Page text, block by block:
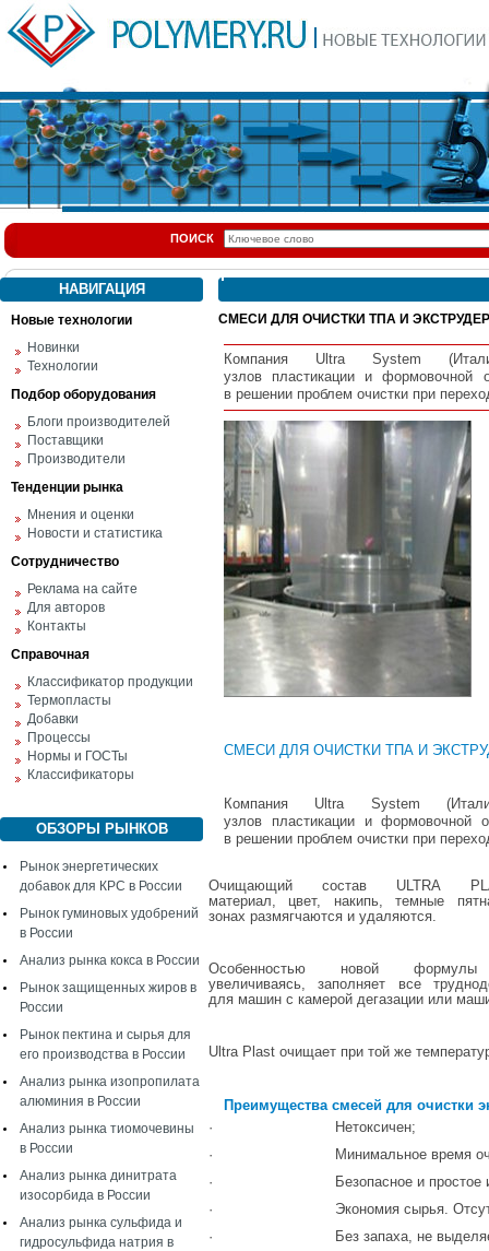
ПОИСК
НАВИГАЦИЯ
Новые технологии
Новинки
Технологии
Подбор оборудования
Блоги производителей
Поставщики
Производители
Тенденции рынка
Мнения и оценки
Новости и статистика
Сотрудничество
Реклама на сайте
Для авторов
Контакты
Справочная
Классификатор продукции
Термопласты
Добавки
Процессы
Нормы и ГОСТы
Классификаторы
ОБЗОРЫ РЫНКОВ
Рынок энергетических
добавок для КРС в России
Рынок гуминовых удобрений
в России
Анализ рынка кокса в России
Рынок защищенных жиров в
России
Рынок пектина и сырья для
его производства в России
Анализ рынка изопропилата
алюминия в России
Анализ рынка тиомочевины
в России
Анализ рынка динитрата
изосорбида в России
Анализ рынка сульфида и
гидросульфида натрия в
СМЕСИ ДЛЯ ОЧИСТКИ ТПА И
Компания
Ultra System
узлов
пластикации и формовочной
в решении проблем очистки при
СМЕСИ ДЛЯ ОЧИСТКИ ТПА И
Компания
Ultra System
узлов
пластикации и формовочной
в решении проблем очистки при
Очищающий состав ULTRA
материал,
цвет, накипь, темные
зонах размягчаются и удаляются.
Особенностью новой
формулы
увеличиваясь,
заполняет все
для машин с камерой дегазации или
Ultra Plast очищает при той же
Преимущества смесей для очистки
·
Нетоксичен;
·
Минимальное время
·
Безопасное и простое
·
Экономия сырья.
·
Без запаха, не